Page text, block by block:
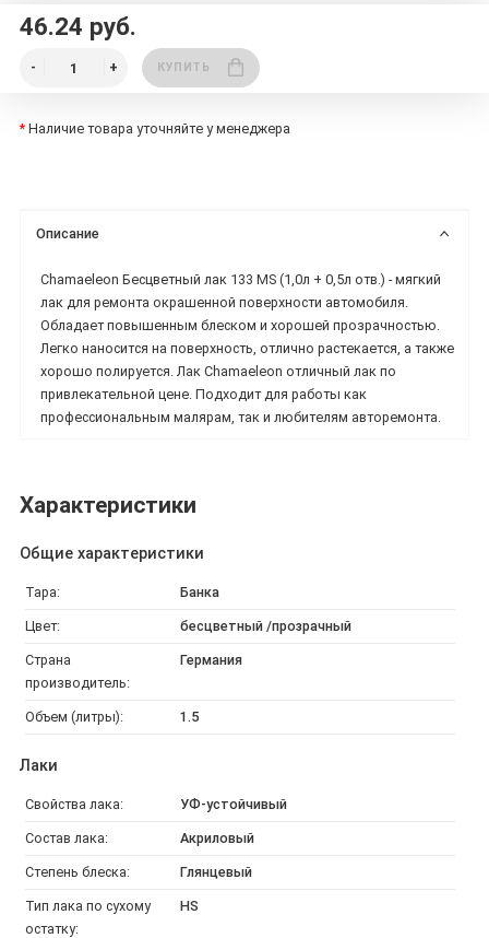
46.24 руб.
КУПИТЬ
* Наличие товара уточняйте у менеджера
Описание
Chamaeleon Бесцветный лак 133 MS (1,0л + 0,5л отв.) - мягкий
лак для ремонта окрашенной поверхности автомобиля.
Обладает повышенным блеском и хорошей прозрачностью.
Легко наносится на поверхность, отлично растекается, а также
хорошо полируется. Лак Chamaeleon отличный лак по
привлекательной цене. Подходит для работы как
профессиональным малярам, так и любителям авторемонта.
Характеристики
Общие характеристики
Тара: Банка
Цвет: бесцветный /прозрачный
Страна
производитель:
Германия
Объем (литры): 1.5
Лаки
Свойства лака: УФ-устойчивый
Состав лака: Акриловый
Степень блеска: Глянцевый
Тип лака по сухому
остатку:
HS